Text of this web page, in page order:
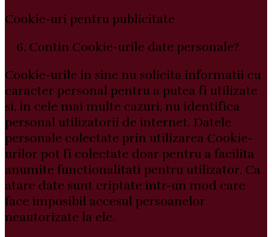
Cookie-uri pentru publicitate
Contin Cookie-urile date personale?
Cookie-urile in sine nu solicita informatii cu
caracter personal pentru a putea fi utilizate
si, in cele mai multe cazuri, nu identifica
personal utilizatorii de internet. Datele
personale colectate prin utilizarea Cookie-
urilor pot fi colectate doar pentru a facilita
anumite functionalitati pentru utilizator. Ca
atare date sunt criptate intr-un mod care
face imposibil accesul persoanelor
neautorizate la ele.